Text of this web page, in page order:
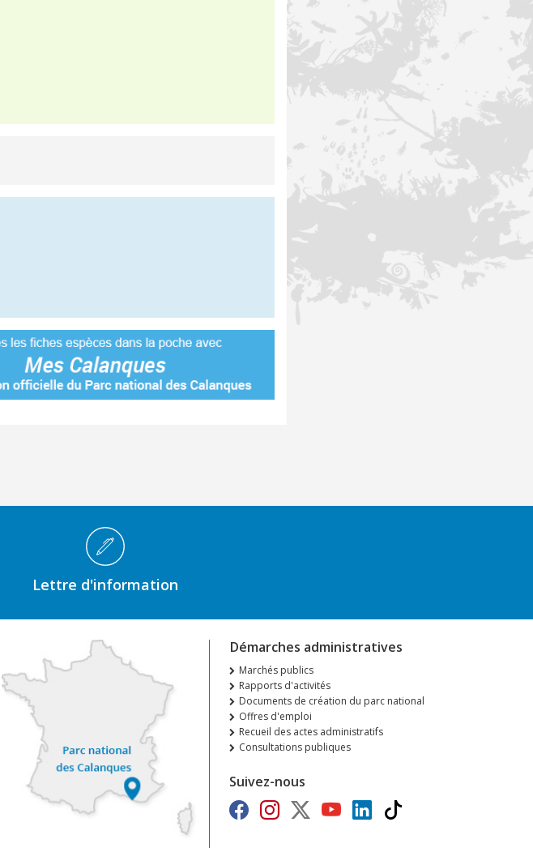
Lettre d'information
Démarches administratives
Marchés publics
Rapports d'activités
Documents de création du parc national
Offres d'emploi
Recueil des actes administratifs
Consultations publiques
Suivez-nous